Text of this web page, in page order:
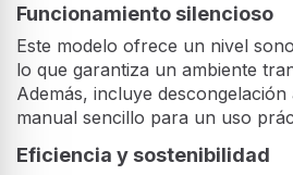
Funcionamiento silencioso
Este modelo ofrece un nivel
lo que garantiza un ambiente
Además, incluye
manual sencillo para un uso
Eficiencia y sostenibilidad